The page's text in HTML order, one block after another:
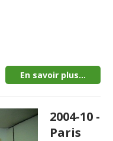
En savoir plus...
2004-10 -
Paris